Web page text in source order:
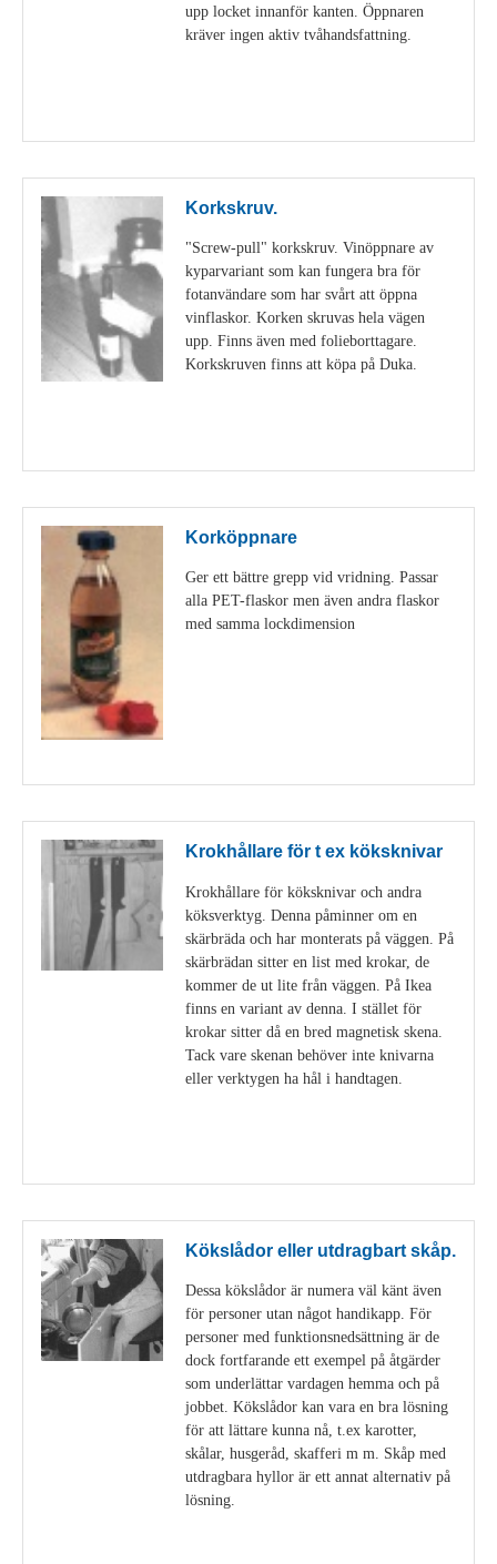
upp locket innanför kanten. Öppnaren
kräver ingen aktiv tvåhandsfattning.
Korkskruv.
"Screw-pull" korkskruv. Vinöppnare av
kyparvariant som kan fungera bra för
fotanvändare som har svårt att öppna
vinflaskor. Korken skruvas hela vägen
upp. Finns även med folieborttagare.
Korkskruven finns att köpa på Duka.
Korköppnare
Ger ett bättre grepp vid vridning. Passar
alla PET-flaskor men även andra flaskor
med samma lockdimension
Krokhållare för t ex köksknivar
Krokhållare för köksknivar och andra
köksverktyg. Denna påminner om en
skärbräda och har monterats på väggen. På
skärbrädan sitter en list med krokar, de
kommer de ut lite från väggen. På Ikea
finns en variant av denna. I stället för
krokar sitter då en bred magnetisk skena.
Tack vare skenan behöver inte knivarna
eller verktygen ha hål i handtagen.
Kökslådor eller utdragbart skåp.
Dessa kökslådor är numera väl känt även
för personer utan något handikapp. För
personer med funktionsnedsättning är de
dock fortfarande ett exempel på åtgärder
som underlättar vardagen hemma och på
jobbet. Kökslådor kan vara en bra lösning
för att lättare kunna nå, t.ex karotter,
skålar, husgeråd, skafferi m m. Skåp med
utdragbara hyllor är ett annat alternativ på
lösning.